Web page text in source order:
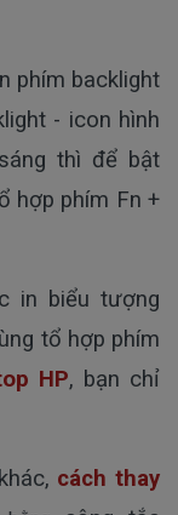
phím backlight
- icon hình
thì để bật
hợp phím Fn +
in biểu tượng
tổ hợp phím
HP, bạn chỉ
cách thay